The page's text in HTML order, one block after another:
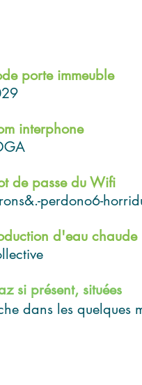
porte immeuble
interphone
de passe du Wifi
perdono6-
d'eau chaude
si présent, situées
dans les quelques